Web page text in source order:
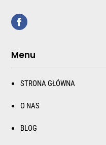
Menu
STRONA GŁÓWNA
O NAS
BLOG